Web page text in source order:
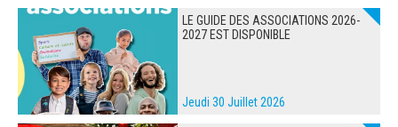
LE GUIDE DES ASSOCIATIONS 2026-
2027 EST DISPONIBLE
Jeudi 30 Juillet 2026